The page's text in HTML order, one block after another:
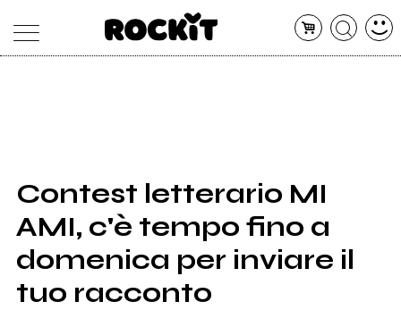
SHOP
RADIO
Contest letterario MI
AMI, c'è tempo fino a
domenica per inviare il
tuo racconto